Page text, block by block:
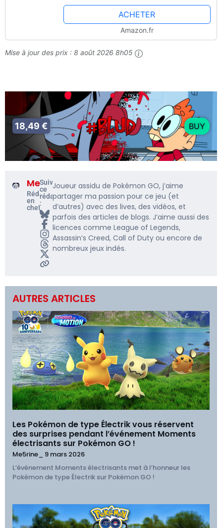
ACHETER
Amazon.fr
Mise à jour des prix : 8 août 2026 8h05
18,49 € BUY
Me5rine_
Rédacteur
en
chef
Suivre
ce
rédacteur
:
Joueur assidu de Pokémon GO, j’aime
partager ma passion pour ce jeu (et
d’autres) avec des lives, des vidéos, et
parfois des articles de blogs. J’aime aussi des
licences comme League of Legends,
Assassin’s Creed, Call of Duty ou encore de
nombreux jeux indés.
AUTRES ARTICLES
Les Pokémon de type Électrik vous réservent
des surprises pendant l’événement Moments
électrisants sur Pokémon GO !
Me5rine_ 9 mars 2026
L’événement Moments électrisants met à l’honneur les
Pokémon de type Électrik sur Pokémon GO !